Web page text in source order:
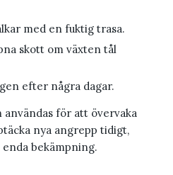
med en fuktig trasa.
skott om växten tål
efter några dagar.
användas för att övervaka
nya angrepp tidigt,
bekämpning.